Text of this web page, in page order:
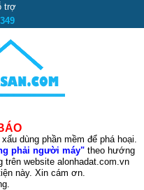
trợ
dùng phần mềm để phá hoại.
phải người máy"theo hướng
website alonhadat.com.vn
này. Xin cám ơn.